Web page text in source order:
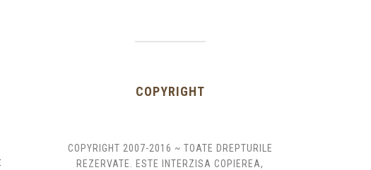
COPYRIGHT
COPYRIGHT 2007-2016 ~ TOATE DREPTURILE
REZERVATE. ESTE INTERZISA COPIEREA,